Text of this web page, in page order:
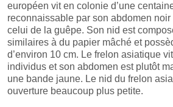
européen vit en colonie d’une
reconnaissable par son abdomen
celui de la guêpe. Son nid est
similaires à du papier mâché et
d’environ 10 cm. Le frelon asiatique
individus et son abdomen est plutôt
une bande jaune. Le nid du frelon
ouverture beaucoup plus petite.